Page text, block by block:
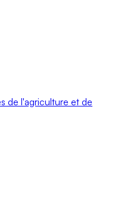
de l'agriculture et de